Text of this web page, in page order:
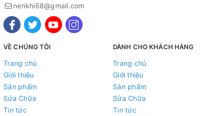
nenkhi68@gmail.com
VỀ CHÚNG TÔI
Trang chủ
Giới thiệu
Sản phẩm
Sửa Chữa
Tin tức
DÀNH CHO KHÁCH HÀNG
Trang chủ
Giới thiệu
Sản phẩm
Sửa Chữa
Tin tức